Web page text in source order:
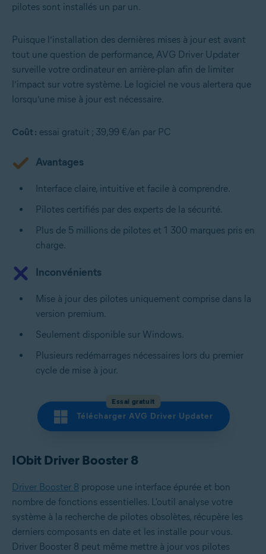
pilotes sont installés un par un.
Puisque l’installation des dernières mises à jour est avant
tout une question de performance, AVG Driver Updater
surveille votre ordinateur en arrière-plan afin de limiter
l’impact sur votre système. Le logiciel ne vous alertera que
lorsqu’une mise à jour est nécessaire.
Coût : essai gratuit ; 39,99 €/an par PC
Avantages
Interface claire, intuitive et facile à comprendre.
Pilotes certifiés par des experts de la sécurité.
Plus de 5 millions de pilotes et 1 300 marques pris en
charge.
Inconvénients
Mise à jour des pilotes uniquement comprise dans la
version premium.
Seulement disponible sur Windows.
Plusieurs redémarrages nécessaires lors du premier
cycle de mise à jour.
Essai gratuit
Télécharger AVG Driver Updater
IObit Driver Booster 8
Driver Booster 8 propose une interface épurée et bon
nombre de fonctions essentielles. L'outil analyse votre
système à la recherche de pilotes obsolètes, récupère les
derniers composants en date et les installe pour vous.
Driver Booster 8 peut même mettre à jour vos pilotes